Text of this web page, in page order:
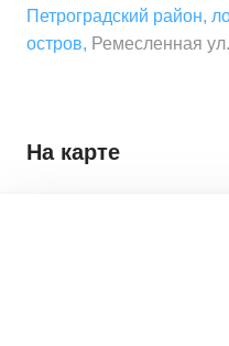
Петроградский район,
остров, Ремесленная
На карте